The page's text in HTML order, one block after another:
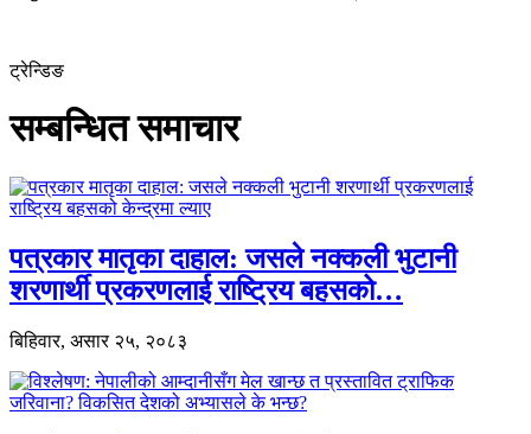
ट्रेन्डिङ
सम्बन्धित समाचार
पत्रकार मातृका दाहाल: जसले नक्कली भुटानी
शरणार्थी प्रकरणलाई राष्ट्रिय बहसको…
बिहिवार, असार २५, २०८३